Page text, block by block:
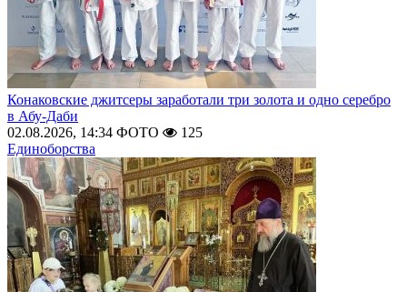
Конаковские джитсеры заработали три золота и одно серебро
в Абу-Даби
02.08.2026, 14:34 ФОТО
125
Единоборства